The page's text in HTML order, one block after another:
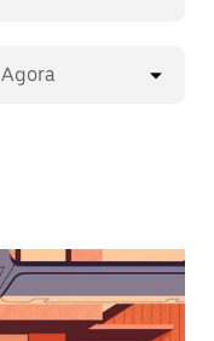
Agora